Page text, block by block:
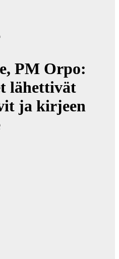
PM Orpo:
lähettivät
ja kirjeen